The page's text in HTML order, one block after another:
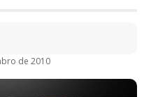
de 2010